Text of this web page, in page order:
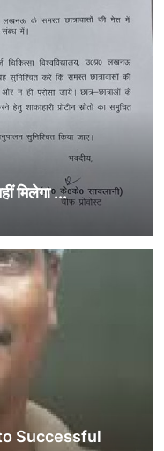
मिलेगा ...
Successful